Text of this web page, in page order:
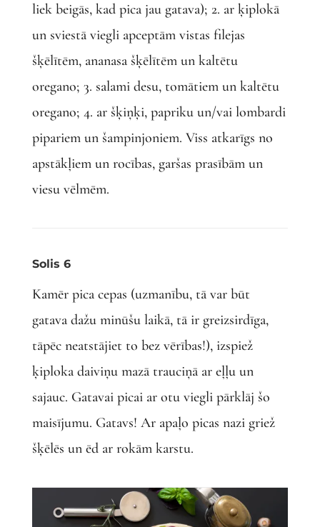
liek beigās, kad pica jau gatava); 2. ar ķiplokā
un sviestā viegli apceptām vistas filejas
šķēlītēm, ananasa šķēlītēm un kaltētu
oregano; 3. salami desu, tomātiem un kaltētu
oregano; 4. ar šķiņķi, papriku un/vai lombardi
pipariem un šampinjoniem. Viss atkarīgs no
apstākļiem un rocības, garšas prasībām un
viesu vēlmēm.
Solis 6
Kamēr pica cepas (uzmanību, tā var būt
gatava dažu minūšu laikā, tā ir greizsirdīga,
tāpēc neatstājiet to bez vērības!), izspiež
ķiploka daiviņu mazā trauciņā ar eļļu un
sajauc. Gatavai picai ar otu viegli pārklāj šo
maisījumu. Gatavs! Ar apaļo picas nazi griež
šķēlēs un ēd ar rokām karstu.